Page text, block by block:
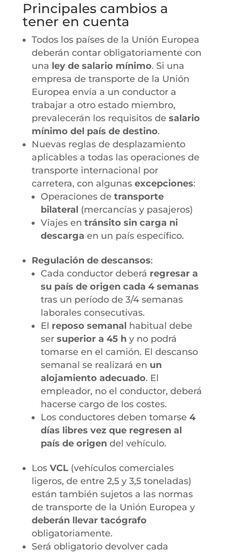
Principales cambios a
tener en cuenta
Todos los países de la Unión Europea
deberán contar obligatoriamente con
una ley de salario mínimo. Si una
empresa de transporte de la Unión
Europea envía a un conductor a
trabajar a otro estado miembro,
prevalecerán los requisitos de salario
mínimo del país de destino.
Nuevas reglas de desplazamiento
aplicables a todas las operaciones de
transporte internacional por
carretera, con algunas excepciones:
Operaciones de transporte
bilateral (mercancías y pasajeros)
Viajes en tránsito sin carga ni
descarga en un país específico.
Regulación de descansos:
Cada conductor deberá regresar a
su país de origen cada 4 semanas
tras un período de 3/4 semanas
laborales consecutivas.
El reposo semanal habitual debe
ser superior a 45 hy no podrá
tomarse en el camión. El descanso
semanal se realizará en un
alojamiento adecuado. El
empleador, no el conductor, deberá
hacerse cargo de los costes.
Los conductores deben tomarse 4
días libres vez que regresen al
país de origendel vehículo.
Los VCL(vehículos comerciales
ligeros, de entre 2,5 y 3,5 toneladas)
están también sujetos a las normas
de transporte de la Unión Europea y
deberán llevar tacógrafo
obligatoriamente.
Será obligatorio devolver cada